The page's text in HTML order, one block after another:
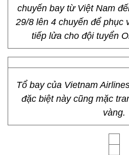
chuyến bay từ Việt Nam
29/8 lên 4 chuyến để phục
tiếp lửa cho đội tuyển
Tổ bay của Vietnam
đặc biệt này cũng mặc
vàng.